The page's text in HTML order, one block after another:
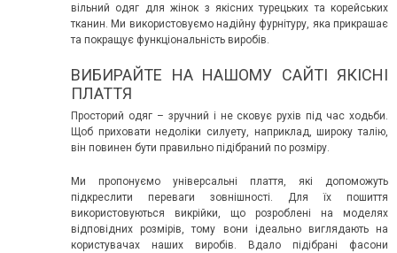
вільний одяг для жінок з якісних турецьких та корейських
тканин. Ми використовуємо надійну фурнітуру, яка прикрашає
та покращує функціональність виробів.
ВИБИРАЙТЕ НА НАШОМУ САЙТІ ЯКІСНІ
ПЛАТТЯ
Просторий одяг – зручний і не сковує рухів під час ходьби.
Щоб приховати недоліки силуету, наприклад, широку талію,
він повинен бути правильно підібраний по розміру.
Ми пропонуємо універсальні плаття, які допоможуть
підкреслити переваги зовнішності. Для їх пошиття
використовуються викрійки, що розроблені на моделях
відповідних розмірів, тому вони ідеально виглядають на
користувачах наших виробів. Вдало підібрані фасони